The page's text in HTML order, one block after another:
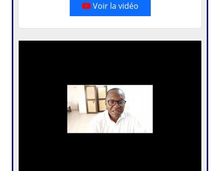
Voir la vidéo